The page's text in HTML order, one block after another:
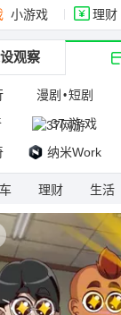
小游戏 理财
观察
漫剧 •短剧
37 游 戏
纳米Work
理财 生活